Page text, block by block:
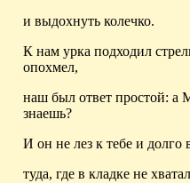
и выдохнуть колечко.
К нам урка подходил
опохмел,
наш был ответ простой: а
знаешь?
И он не лез к тебе и долго
туда, где в кладке не